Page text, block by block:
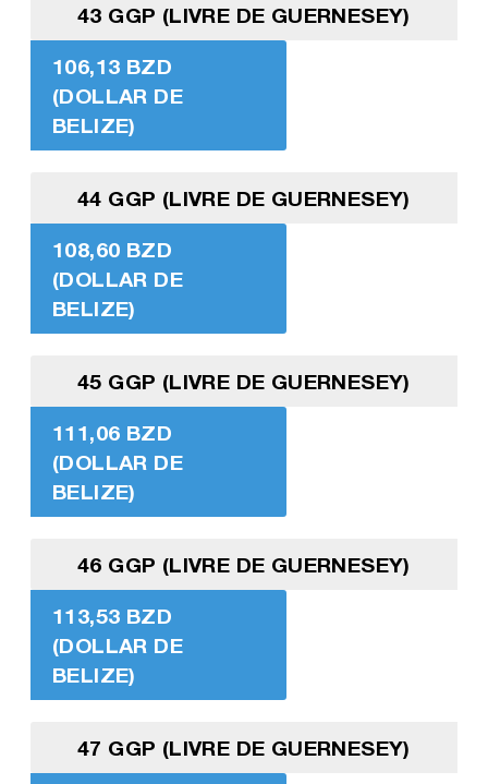
43 GGP (LIVRE DE GUERNESEY)
106,13 BZD
(DOLLAR DE
BELIZE)
44 GGP (LIVRE DE GUERNESEY)
108,60 BZD
(DOLLAR DE
BELIZE)
45 GGP (LIVRE DE GUERNESEY)
111,06 BZD
(DOLLAR DE
BELIZE)
46 GGP (LIVRE DE GUERNESEY)
113,53 BZD
(DOLLAR DE
BELIZE)
47 GGP (LIVRE DE GUERNESEY)